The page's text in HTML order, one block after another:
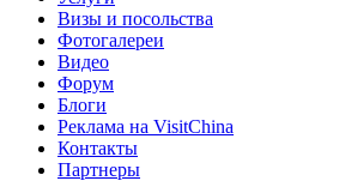
Визы и посольства
Фотогалереи
Видео
Форум
Блоги
Реклама на VisitChina
Контакты
Партнеры